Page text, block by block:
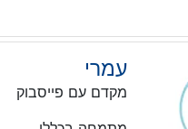
עמרי
מקדם עם פייסבוק